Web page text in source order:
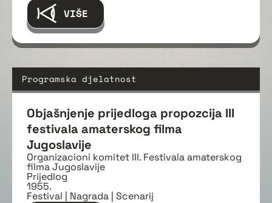
VIŠE
Programska djelatnost
Objašnjenje prijedloga propozcija III
festivala amaterskog filma
Jugoslavije
Organizacioni komitet III. Festivala amaterskog
filma Jugoslavije
Prijedlog
1955.
Festival | Nagrada | Scenarij